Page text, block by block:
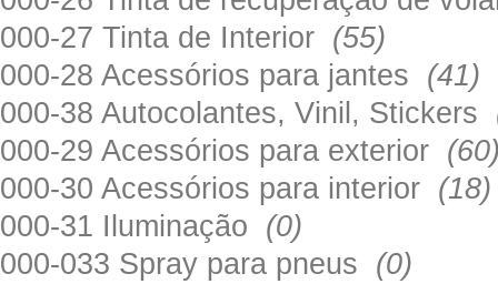
000-27 Tinta de Interior (55)
000-28 Acessórios para jantes (41)
000-38 Autocolantes, Vinil, Stickers
000-29 Acessórios para exterior
000-30 Acessórios para interior (18)
000-31 Iluminação (0)
000-033 Spray para pneus (0)